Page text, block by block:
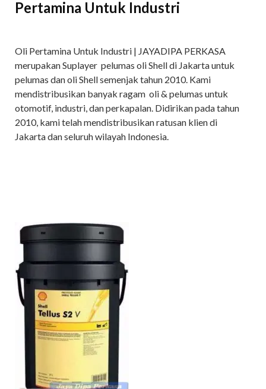
Pertamina Untuk Industri
Oli Pertamina Untuk Industri | JAYADIPA PERKASA
merupakan Suplayer pelumas oli Shell di Jakarta untuk
pelumas dan oli Shell semenjak tahun 2010. Kami
mendistribusikan banyak ragam oli & pelumas untuk
otomotif, industri, dan perkapalan. Didirikan pada tahun
2010, kami telah mendistribusikan ratusan klien di
Jakarta dan seluruh wilayah Indonesia.